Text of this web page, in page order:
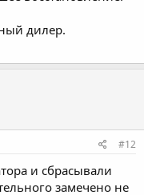
дилер.
#12
и сбрасывали
замечено не